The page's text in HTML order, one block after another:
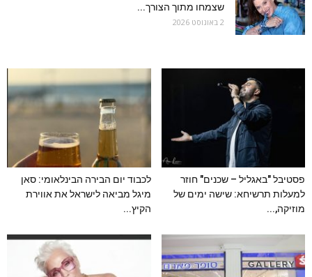
שצמחו מתוך הצורך...
2 באוגוסט 2026
פסטיבל "באגליל – שכנים" חוזר
למעלות תרשיחא: שישה ימים של
מוזיקה,...
לכבוד יום הבירה הבינלאומי: סאן
מיגל מביאה לישראל את אווירת
הקיץ...